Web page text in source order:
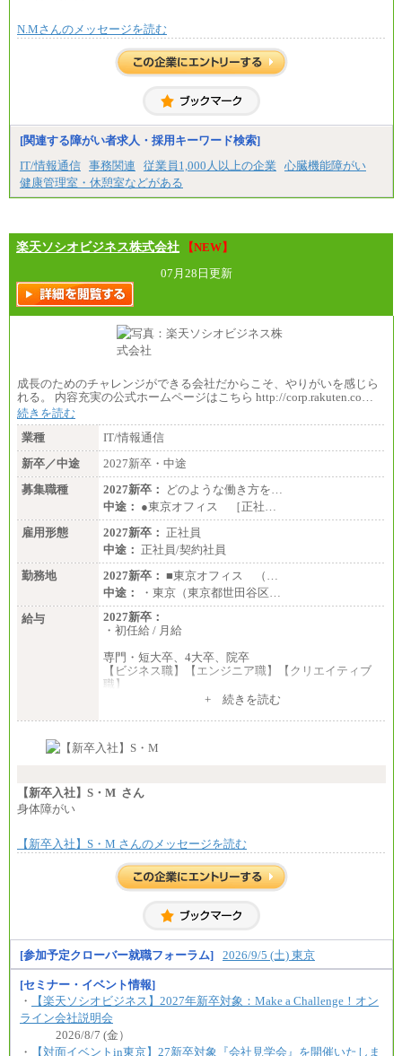
N.Mさんのメッセージを読む
[関連する障がい者求人・採用キーワード検索]
IT/情報通信 事務関連 従業員1,000人以上の企業
心臓機能障がい
健康管理室・休憩室などがある
楽天ソシオビジネス株式会社
【NEW】
07月28日更新
成長のためのチャレンジができる会社だからこそ、やりがいを感じら
れる。 内容充実の公式ホームページはこちら http://corp.rakuten.co…
続きを読む
業種
IT/情報通信
新卒／中途
2027新卒・中途
募集職種
2027新卒：
どのような働き方を…
中途： ●東京オフィス ［正社…
雇用形態
2027新卒： 正社員
中途： 正社員/契約社員
勤務地
2027新卒： ■東京オフィス （…
中途：
・東京（東京都世田谷区…
給与
2027新卒：
・初任給 / 月給
専門・短大卒、4大卒、院卒
【ビジネス職】【エンジニア職】【クリエイティブ
職】
※試用期間中も給与に変更はございません 。
①月給：270,000円～320,000円
⑤⑥月給：225,000円～300,000円
※試用期間中も給与に変更はございません。
+ 続きを読む
【新卒入社】S・M さん
身体障がい
【新卒入社】S・M さんのメッセージを読む
[参加予定クローバー就職フォーラム] 2026/9/5 (土) 東京
[セミナー・イベント情報]
・
【楽天ソシオビジネス】2027年新卒対象：Make a Challenge！オン
ライン会社説明会
2026/8/7 (金）
・
【対面イベントin東京】27新卒対象『会社見学会』を開催いたしま